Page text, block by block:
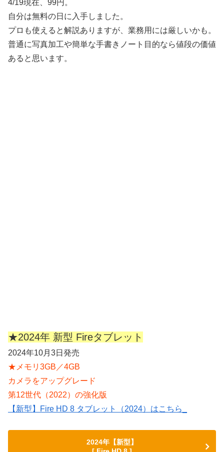
4/19現在、99円。
自分は無料の日に入手しました。
プロも使えると解説ありますが、業務用には厳しいかも。
普通に写真加工や簡単な手書きノート目的なら値段の価値
あると思います。
★2024年 新型 Fireタブレット
2024年10月3日発売
★メモリ3GB／4GB
カメラをアップグレード
第12世代（2022）の強化版
【新型】Fire HD 8 タブレット（2024）はこちら_
2024年【新型】